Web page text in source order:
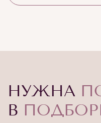
НУЖНА
В